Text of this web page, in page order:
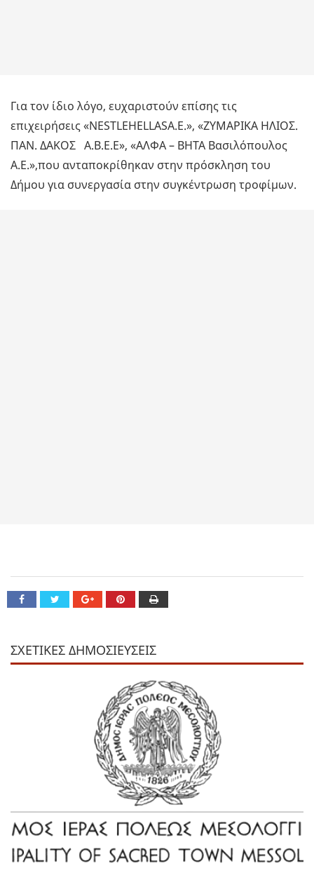
Για τον ίδιο λόγο, ευχαριστούν επίσης τις
επιχειρήσεις «NESTLEHELLASA.E.», «ΖΥΜΑΡΙΚΑ ΗΛΙΟΣ.
ΠΑΝ. ΔΑΚΟΣ Α.Β.Ε.Ε», «ΑΛΦΑ – ΒΗΤΑ Βασιλόπουλος
Α.Ε.»,που ανταποκρίθηκαν στην πρόσκληση του
Δήμου για συνεργασία στην συγκέντρωση τροφίμων.
ΣΧΕΤΙΚΕΣ ΔΗΜΟΣΙΕΥΣΕΙΣ